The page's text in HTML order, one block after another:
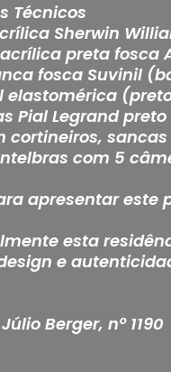
Técnicos
Sherwin
preta fosca
fosca Suvinil
elastomérica
Pial Legrand
cortineiros,
com 5
apresentar este
esta
e
Berger, nº 1190